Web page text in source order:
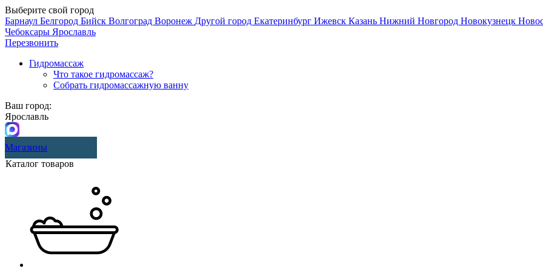
Выберите свой город
Барнаул Белгород Бийск Волгоград Воронеж Другой город Екатеринбург Ижевск Казань Нижний Новгород Новокузнецк
Чебоксары Ярославль
Перезвонить
Гидромассаж
Что такое гидромассаж?
Собрать гидромассажную ванну
Ваш город:
Ярославль
Магазины
Каталог товаров